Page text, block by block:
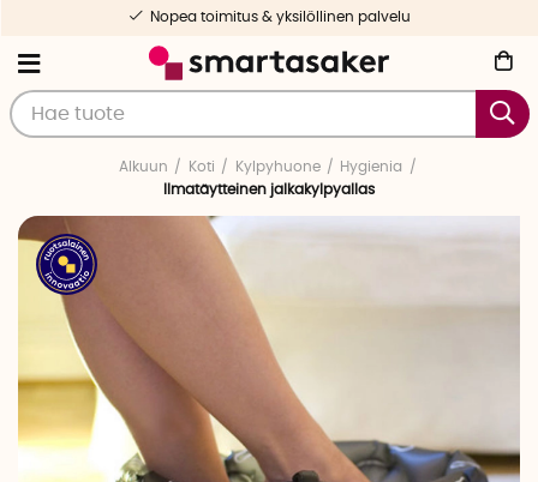
Nopea toimitus & yksilöllinen palvelu
Alkuun Koti Kylpyhuone
Hygienia
Ilmatäytteinen jalkakylpyallas